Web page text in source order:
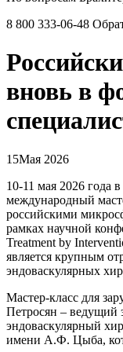
8 800 333-06-48
вновь в
15Мая 2026
10-11 мая 2026 года
международный
российскими
рамках научной
Treatment by
является крупным
эндоваскулярных
Мастер-класс для
Петросян –
эндоваскулярный
имени А.Ф. Цыба,